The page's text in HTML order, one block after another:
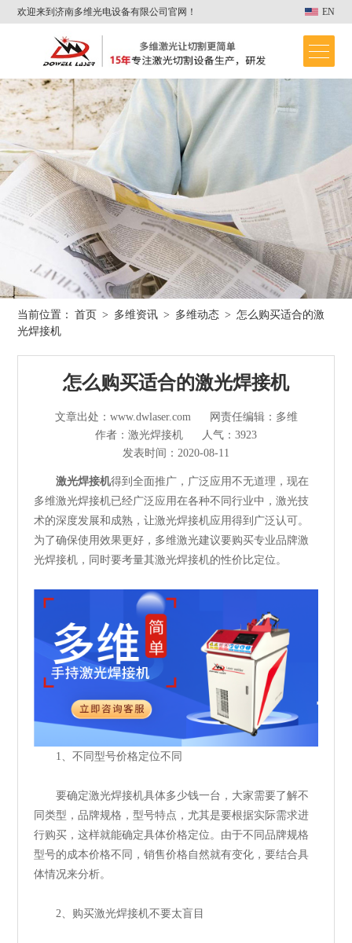
欢迎来到济南多维光电设备有限公司官网！ EN
首页
光纤激光切割机
其他切割设备及配件
短视频
解决方案
多维资讯
当前位置： 首页 > 多维资讯 > 多维动态 > 怎么购买适合的激
光焊接机
怎么购买适合的激光焊接机
文章出处：www.dwlaser.com
网责任编辑：多维
作者：激光焊接机
人气：3923
发表时间：2020-08-11
激光焊接机得到全面推广，广泛应用不无道理，现在
多维激光焊接机已经广泛应用在各种不同行业中，激光技
术的深度发展和成熟，让激光焊接机应用得到广泛认可。
为了确保使用效果更好，多维激光建议要购买专业品牌激
光焊接机，同时要考量其激光焊接机的性价比定位。
1、不同型号价格定位不同
要确定激光焊接机具体多少钱一台，大家需要了解不
同类型，品牌规格，型号特点，尤其是要根据实际需求进
行购买，这样就能确定具体价格定位。由于不同品牌规格
型号的成本价格不同，销售价格自然就有变化，要结合具
体情况来分析。
2、购买激光焊接机不要太盲目